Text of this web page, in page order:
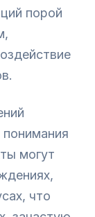
порой
могут
что